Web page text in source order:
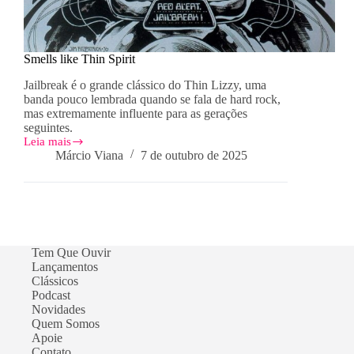
Smells like Thin Spirit
Jailbreak é o grande clássico do Thin Lizzy, uma
banda pouco lembrada quando se fala de hard rock,
mas extremamente influente para as gerações
seguintes.
Leia mais
Smells
Márcio Viana 7 de outubro de 2025
Tem Que Ouvir
Lançamentos
Clássicos
Podcast
Novidades
Quem Somos
Apoie